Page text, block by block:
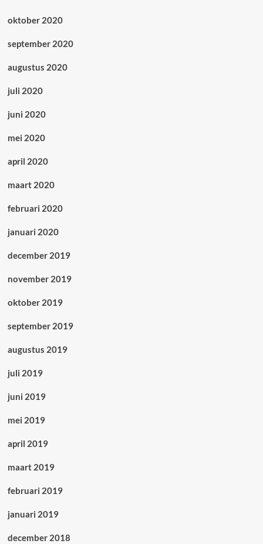
oktober 2020
september 2020
augustus 2020
juli 2020
juni 2020
mei 2020
april 2020
maart 2020
februari 2020
januari 2020
december 2019
november 2019
oktober 2019
september 2019
augustus 2019
juli 2019
juni 2019
mei 2019
april 2019
maart 2019
februari 2019
januari 2019
december 2018